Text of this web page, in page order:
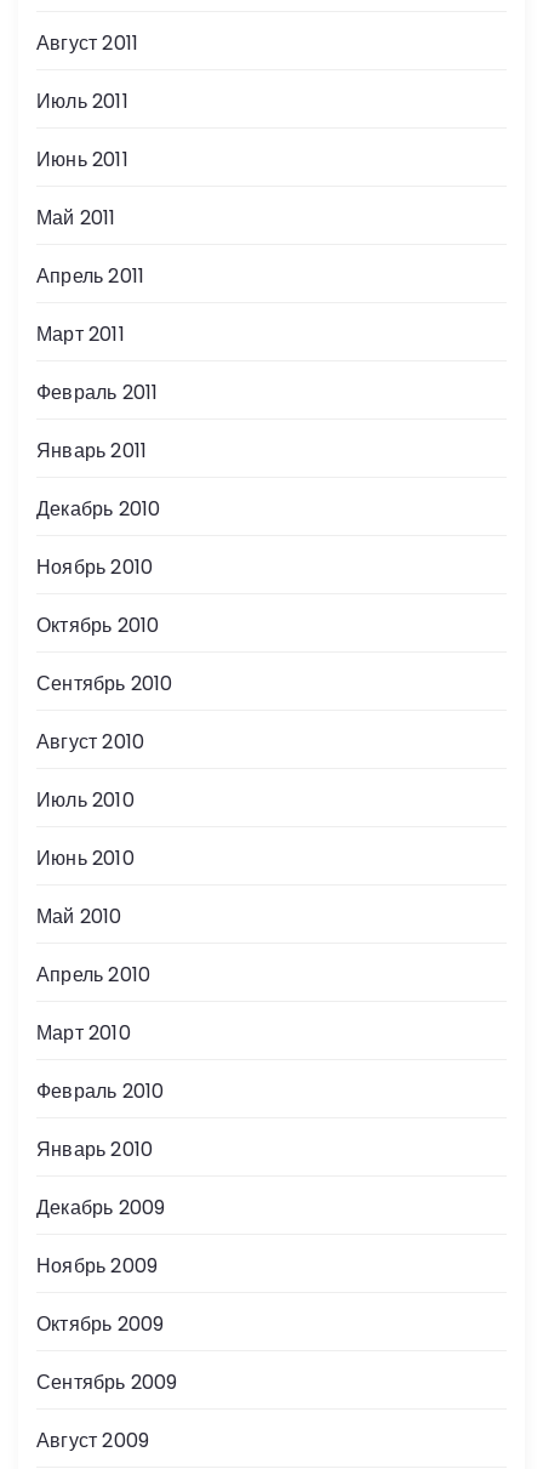
Август 2011
Июль 2011
Июнь 2011
Май 2011
Апрель 2011
Март 2011
Февраль 2011
Январь 2011
Декабрь 2010
Ноябрь 2010
Октябрь 2010
Сентябрь 2010
Август 2010
Июль 2010
Июнь 2010
Май 2010
Апрель 2010
Март 2010
Февраль 2010
Январь 2010
Декабрь 2009
Ноябрь 2009
Октябрь 2009
Сентябрь 2009
Август 2009